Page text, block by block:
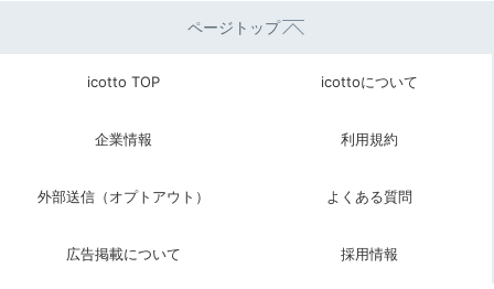
ページトップ
icotto TOP icottoについて
企業情報 利用規約
外部送信（オプトアウト） よくある質問
広告掲載について 採用情報